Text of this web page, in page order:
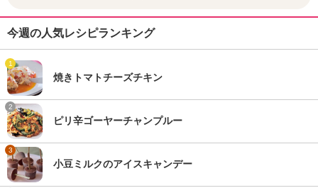
今週の人気レシピランキング
1
焼きトマトチーズチキン
2
ピリ辛ゴーヤーチャンプルー
3
小豆ミルクのアイスキャンデー